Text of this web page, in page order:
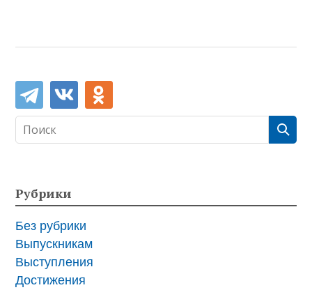
Рубрики
Без рубрики
Выпускникам
Выступления
Достижения